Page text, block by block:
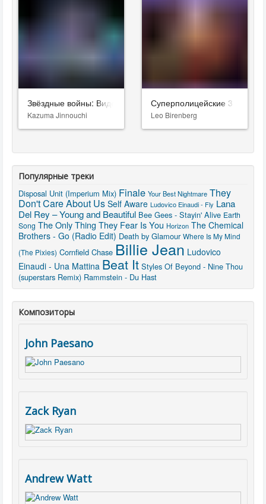
Звёздные войны: Видения. Девятый джедай
Kazuma Jinnouchi
Суперполицейские 3
Leo Birenberg
Популярные треки
Disposal Unit (Imperium Mix) Finale Your Best Nightmare They
Don't Care About Us Self Aware Ludovico Einaudi - Fly Lana
Del Rey – Young and Beautiful Bee Gees - Stayin' Alive Earth
Song The Only Thing They Fear Is You Horizon The Chemical
Brothers - Go (Radio Edit) Death by Glamour Where Is My Mind
(The Pixies) Cornfield Chase Billie Jean Ludovico
Einaudi - Una Mattina Beat It Styles Of Beyond - Nine Thou
(superstars Remix) Rammstein - Du Hast
Композиторы
John Paesano
Zack Ryan
Andrew Watt